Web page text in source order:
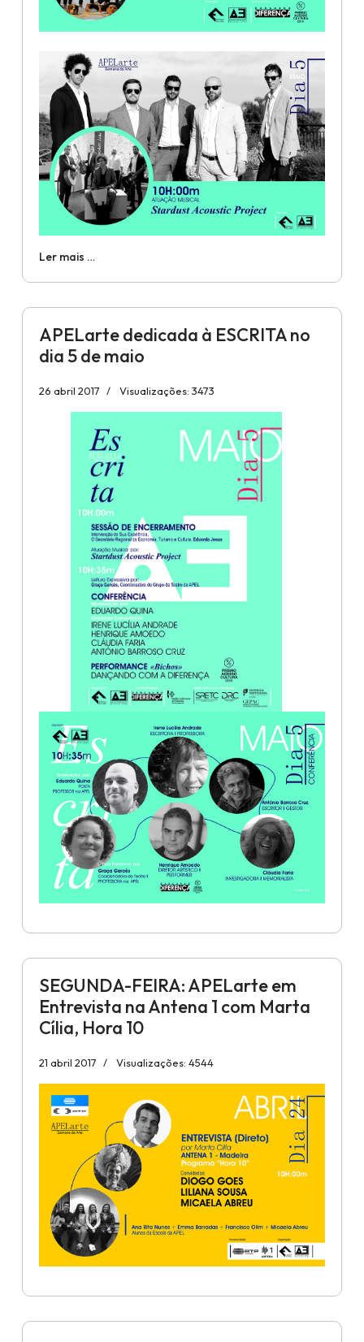
Ler mais …
APELarte dedicada à ESCRITA no
dia 5 de maio
26 abril 2017 Visualizações: 3473
SEGUNDA-FEIRA: APELarte em
Entrevista na Antena 1 com Marta
Cília, Hora 10
21 abril 2017 Visualizações: 4544